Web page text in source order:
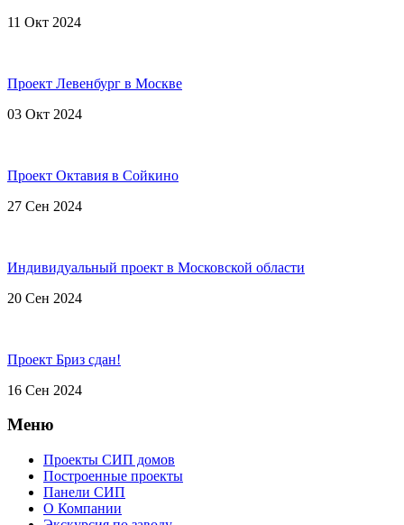
11 Окт 2024
Проект Левенбург в Москве
03 Окт 2024
Проект Октавия в Сойкино
27 Сен 2024
Индивидуальный проект в Московской области
20 Сен 2024
Проект Бриз сдан!
16 Сен 2024
Меню
Проекты СИП домов
Построенные проекты
Панели СИП
О Компании